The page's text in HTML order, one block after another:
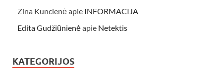
Zina Kuncienėapie INFORMACIJA
Edita Gudžiūnienėapie Netektis
KATEGORIJOS